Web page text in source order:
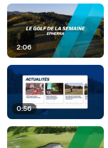
2:06
0:56